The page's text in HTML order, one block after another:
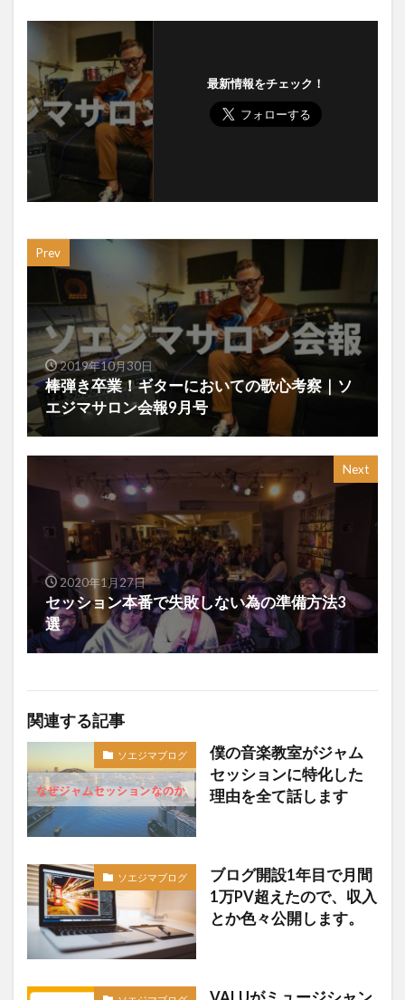
最新情報をチェック！
Prev
2019年10月30日
棒弾き卒業！ギターにおいての歌心考察｜ソ
エジマサロン会報9月号
Next
2020年1月27日
セッション本番で失敗しない為の準備方法3
選
関連する記事
ソエジマブログ
僕の音楽教室がジャム
セッションに特化した
理由を全て話します
ソエジマブログ
ブログ開設1年目で月間
1万PV超えたので、収入
とか色々公開します。